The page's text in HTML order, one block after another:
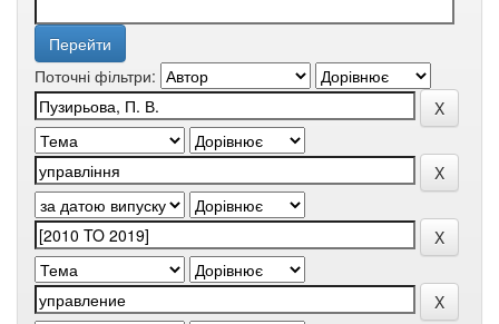
Поточні фільтри: